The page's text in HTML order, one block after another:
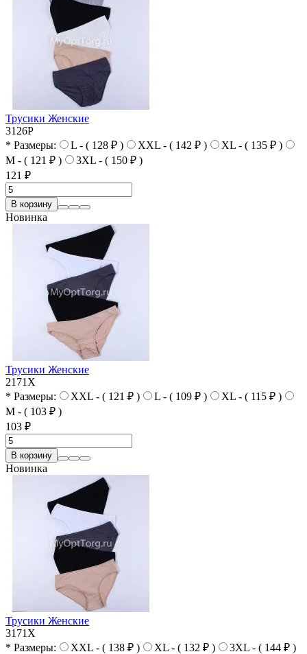
Трусики Женские
3126P
* Размеры:
L - ( 128 ₽ ) XXL - ( 142 ₽ )
XL - ( 135 ₽ )
M - ( 121 ₽ )
3XL - ( 150 ₽ )
121 ₽
В корзину
Новинка
Трусики Женские
2171X
* Размеры:
XXL - ( 121 ₽ ) L - ( 109 ₽ )
XL - ( 115 ₽ )
M - ( 103 ₽ )
103 ₽
В корзину
Новинка
Трусики Женские
3171X
* Размеры:
XXL - ( 138 ₽ ) XL - ( 132 ₽ )
3XL - ( 144 ₽ )